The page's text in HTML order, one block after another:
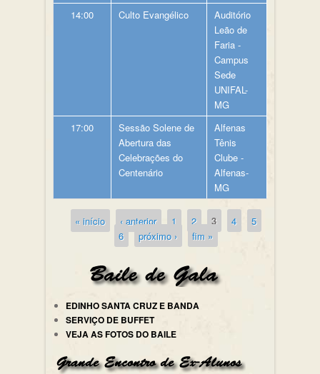
14:00
Culto Evangélico
Auditório
Leão de
Faria -
Campus
Sede
UNIFAL-
MG
17:00
Sessão Solene de
Abertura das
Celebrações do
Centenário
Alfenas
Tênis
Clube -
Alfenas-
MG
Páginas
« início ‹ anterior 1 2 3 4
5
6
próximo › fim »
EDINHO SANTA CRUZ E BANDA
SERVIÇO DE BUFFET
VEJA AS FOTOS DO BAILE